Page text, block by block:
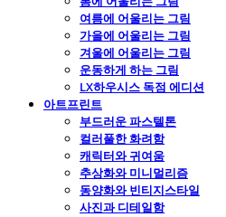
여름에 어울리는 그림
가을에 어울리는 그림
겨울에 어울리는 그림
운동하게 하는 그림
LX하우시스 독점 에디션
아트프린트
부드러운 파스텔톤
컬러풀한 화려함
캐릭터와 귀여움
추상화와 미니멀리즘
동양화와 빈티지스타일
사진과 디테일함